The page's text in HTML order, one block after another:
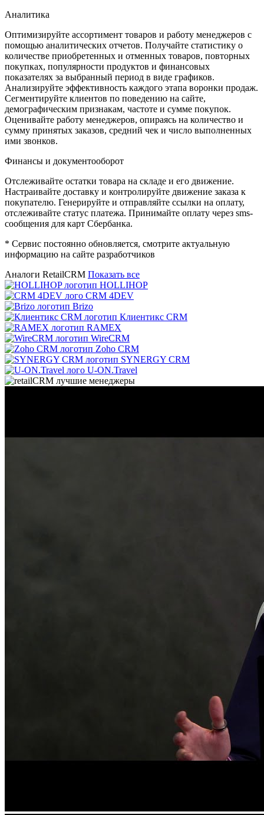
Аналитика
Оптимизируйте ассортимент товаров и работу менеджеров с
помощью аналитических отчетов. Получайте статистику о
количестве приобретенных и отменных товаров, повторных
покупках, популярности продуктов и финансовых
показателях за выбранный период в виде графиков.
Анализируйте эффективность каждого этапа воронки продаж.
Сегментируйте клиентов по поведению на сайте,
демографическим признакам, частоте и сумме покупок.
Оценивайте работу менеджеров, опираясь на количество и
сумму принятых заказов, средний чек и число выполненных
ими звонков.
Финансы и документооборот
Отслеживайте остатки товара на складе и его движение.
Настраивайте доставку и контролируйте движение заказа к
покупателю. Генерируйте и отправляйте ссылки на оплату,
отслеживайте статус платежа. Принимайте оплату через sms-
сообщения для карт Сбербанка.
* Сервис постоянно обновляется, смотрите актуальную
информацию на сайте разработчиков
Аналоги RetailCRM Показать все
HOLLIHOP
CRM 4DEV
Brizo
Клиентикс CRM
RAMEX
WireCRM
Zoho CRM
SYNERGY CRM
U-ON.Travel